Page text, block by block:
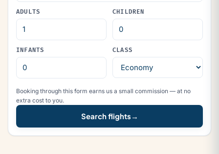
ADULTS CHILDREN
INFANTS CLASS
Booking through this form earns us a small commission — at no
extra cost to you.
Search flights →